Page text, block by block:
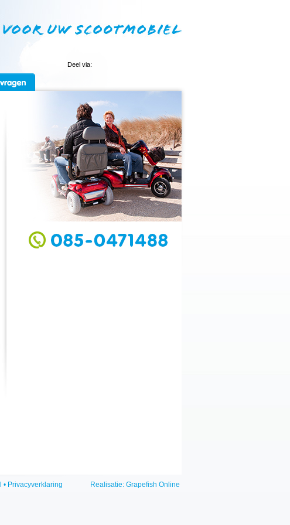
Deel via:
• Privacyverklaring Realisatie: Grapefish Online